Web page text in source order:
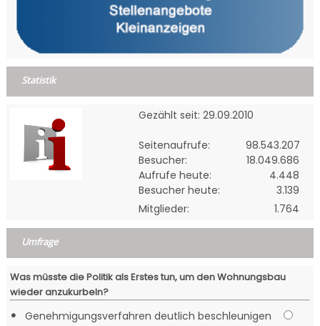
Statistik
Gezählt seit: 29.09.2010
Seitenaufrufe:
98.543.207
Besucher:
18.049.686
Aufrufe heute:
4.448
Besucher heute:
3.139
Mitglieder:
1.764
Umfrage
Was müsste die Politik als Erstes tun, um den Wohnungsbau
wieder anzukurbeln?
• Genehmigungsverfahren deutlich beschleunigen